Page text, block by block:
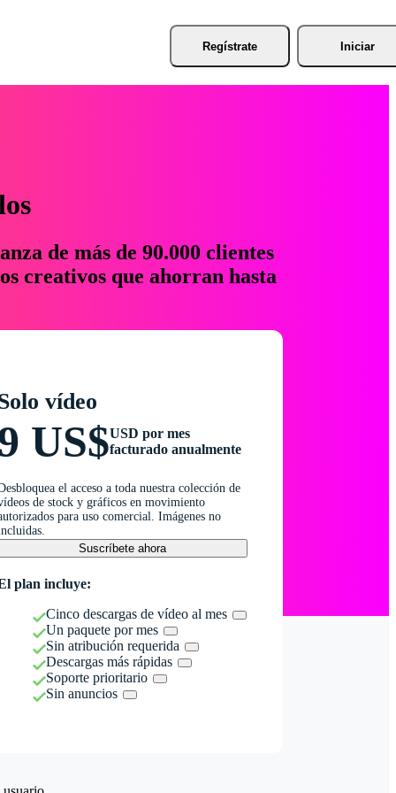
Regístrate Iniciar
de más de 90.000 clientes
creativos que ahorran hasta
vídeo
US$USD por mes
facturado anualmente
el acceso a toda nuestra colección de
de stock y gráficos en movimiento
para uso comercial. Imágenes no
Suscríbete ahora
plan incluye:
Cinco descargas de vídeo al mes
Un paquete por mes
Sin atribución requerida
Descargas más rápidas
Soporte prioritario
Sin anuncios